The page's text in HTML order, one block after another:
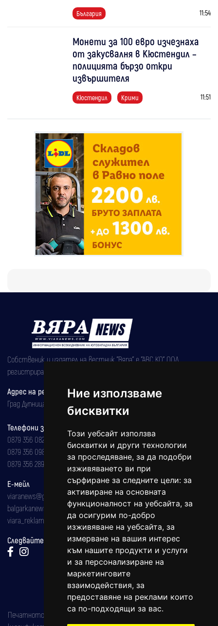
Ние използваме
бисквитки
Този уебсайт използва
бисквитки и други технологии
за проследяване, за да подобри
изживяването ви при
сърфиране за следните цели: за
активиране на основната
функционалност на уебсайта, за
да осигурим по-добро
изживяване на уебсайта, за
измерване на вашия интерес
към нашите продукти и услуги
и за персонализиране на
маркетинговите
взаимодействия, за
предоставяне на реклами които
са по-подходящи за вас.
България 11:54
Монети за 100 евро изчезнаха
от закусвалня в Кюстендил –
полицията бързо откри
извършителя
Кюстендил Крими 11:51
Собственик и издател на вестник "Вяра" е "АВС КО" ООД,
регистрирана на 08.05.2002 година.
Адрес на редакцията
Град Дупница, ул.''Христо Ботев" 43
Телефони за реклама и абонаменти
0879 356 082
0879 356 098
0879 356 289
Е-мейл
viaranews@gmail.com
balgarkanews@gmail.com
viara_reklama@mail.bg
Следвайте ни:
Печатното издание на вестника е регистрирано в националния